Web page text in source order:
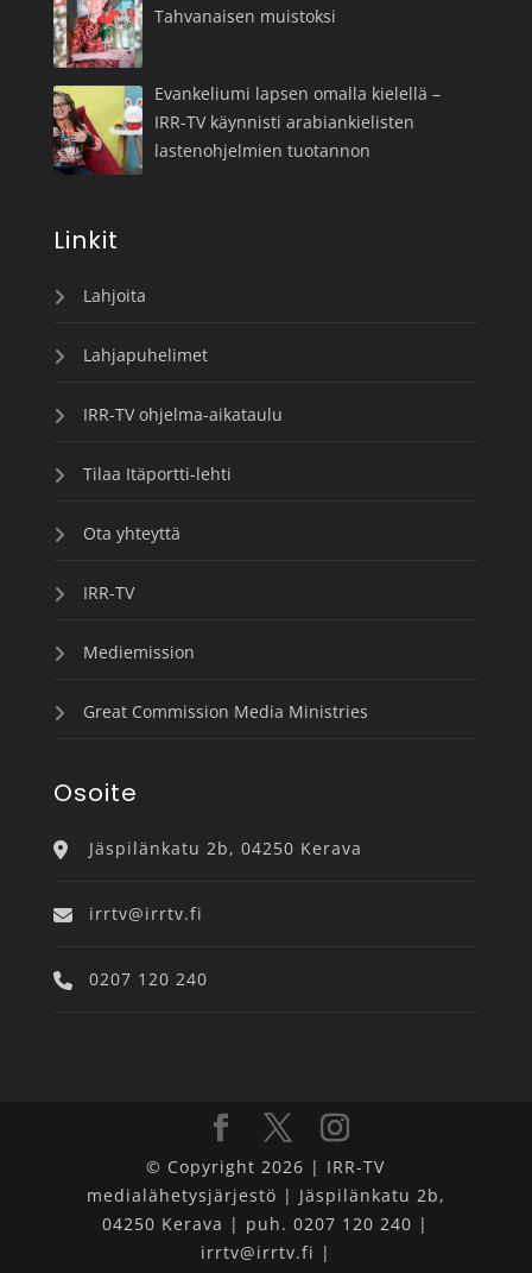
Tahvanaisen muistoksi
Evankeliumi lapsen omalla kielellä –
IRR-TV käynnisti arabiankielisten
lastenohjelmien tuotannon
Linkit
Lahjoita
Lahjapuhelimet
IRR-TV ohjelma-aikataulu
Tilaa Itäportti-lehti
Ota yhteyttä
IRR-TV
Mediemission
Great Commission Media Ministries
Osoite
Jäspilänkatu 2b, 04250 Kerava
irrtv@irrtv.fi
0207 120 240
© Copyright 2026 | IRR-TV
medialähetysjärjestö | Jäspilänkatu 2b,
04250 Kerava | puh. 0207 120 240 |
irrtv@irrtv.fi |